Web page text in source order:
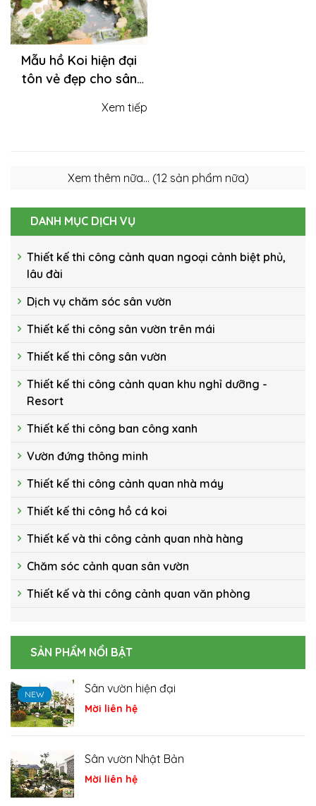
Mẫu hồ Koi hiện đại
tôn vẻ đẹp cho sân
Xem tiếp
DANH MỤC DỊCH VỤ
Thiết kế thi công cảnh quan ngoại cảnh biệt phủ,
lâu đài
Dịch vụ chăm sóc sân vườn
Thiết kế thi công sân vườn trên mái
Thiết kế thi công sân vườn
Thiết kế thi công cảnh quan khu nghỉ dưỡng -
Resort
Thiết kế thi công ban công xanh
Vườn đứng thông minh
Thiết kế thi công cảnh quan nhà máy
Thiết kế thi công hồ cá koi
Thiết kế và thi công cảnh quan nhà hàng
Chăm sóc cảnh quan sân vườn
Thiết kế và thi công cảnh quan văn phòng
SẢN PHẨM NỔI BẬT
NEW Hồ cá Koi
Mời liên hệ
NEW
Cá Koi
Mời liên hệ
NEW